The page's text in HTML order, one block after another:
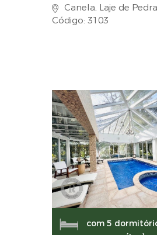
Canela, Laje de Pedra
Código: 3103
com 5